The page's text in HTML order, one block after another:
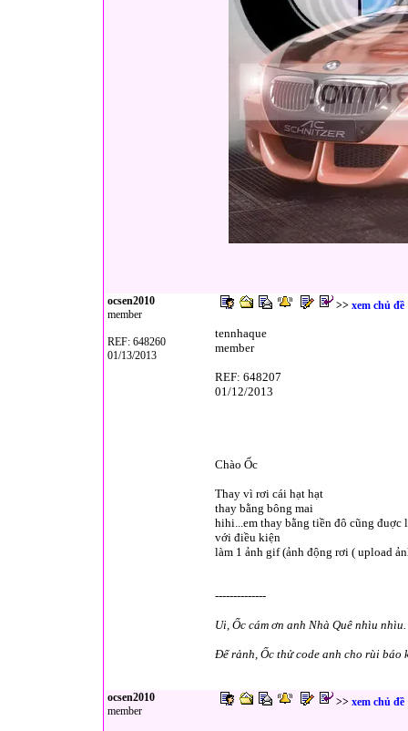
ocsen2010
member
REF: 648260
01/13/2013
>> xem chủ đề
tennhaque
member
REF: 648207
01/12/2013
Chào Ốc
Thay vì rơi cái hạt hạt
thay bằng bông mai
hihi...em thay bằng tiền đô cũng đuợc
với điều kiện
làm 1 ảnh gif (ảnh động rơi ( upload
--------------
Ui, Ốc cám ơn anh Nhà Quê nhìu nhìu.
Để rảnh, Ốc thử code anh cho rùi báo
ocsen2010
member
>> xem chủ đề